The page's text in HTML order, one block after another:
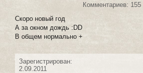
Комментариев: 155
Скоро новый год
А за окном дождь :DD
В общем нормально +
Зарегистрирован:
2.09.2011